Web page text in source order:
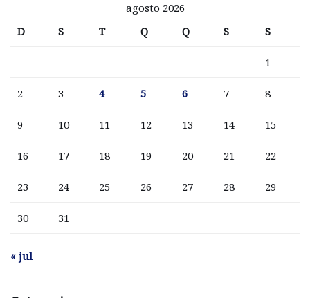
agosto 2026
D
S T Q Q S S
1
2 3 4 5 6 7 8
9 10 11 12 13 14 15
16 17 18 19 20 21 22
23 24 25 26 27 28 29
30 31
« jul